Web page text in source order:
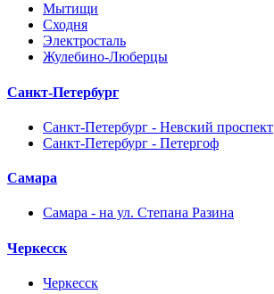
Мытищи
Сходня
Электросталь
Жулебино-Люберцы
Санкт-Петербург
Санкт-Петербург - Невский проспект
Санкт-Петербург - Петергоф
Самара
Самара - на ул. Степана Разина
Черкесск
Черкесск